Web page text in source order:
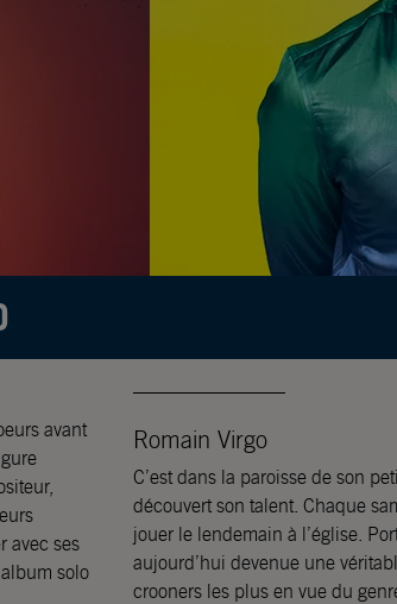
avant
avec ses
solo
————————
Romain Virgo
C’est dans la paroisse de son
découvert son talent. Chaque
jouer le lendemain à l’église.
aujourd’hui devenue une
crooners les plus en vue du